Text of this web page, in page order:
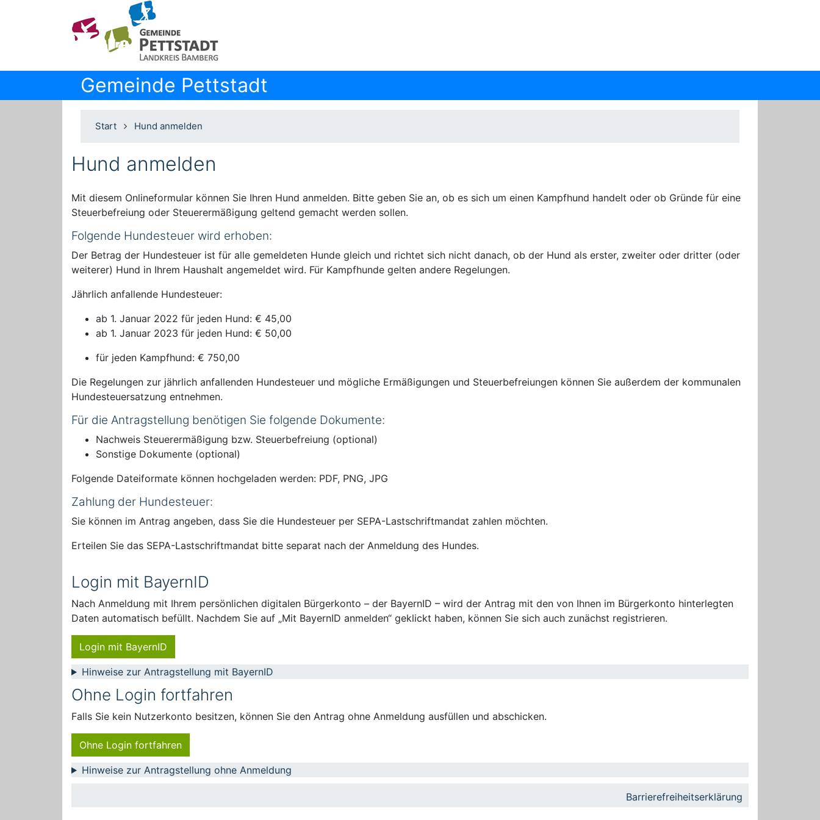
Gemeinde Pettstadt
Start Hund anmelden
Hund anmelden
Mit diesem Onlineformular können Sie Ihren Hund anmelden. Bitte geben Sie an, ob es sich um einen Kampfhund handelt oder ob Gründe für eine
Steuerbefreiung oder Steuerermäßigung geltend gemacht werden sollen.
Folgende Hundesteuer wird erhoben:
Der Betrag der Hundesteuer ist für alle gemeldeten Hunde gleich und richtet sich nicht danach, ob der Hund als erster, zweiter oder dritter (oder
weiterer) Hund in Ihrem Haushalt angemeldet wird. Für Kampfhunde gelten andere Regelungen.
Jährlich anfallende Hundesteuer:
ab 1. Januar 2022 für jeden Hund: € 45,00
ab 1. Januar 2023 für jeden Hund: € 50,00
für jeden Kampfhund: € 750,00
Die Regelungen zur jährlich anfallenden Hundesteuer und mögliche Ermäßigungen und Steuerbefreiungen können Sie außerdem der kommunalen
Hundesteuersatzung entnehmen.
Für die Antragstellung benötigen Sie folgende Dokumente:
Nachweis Steuerermäßigung bzw. Steuerbefreiung (optional)
Sonstige Dokumente (optional)
Folgende Dateiformate können hochgeladen werden: PDF, PNG, JPG
Zahlung der Hundesteuer:
Sie können im Antrag angeben, dass Sie die Hundesteuer per SEPA-Lastschriftmandat zahlen möchten.
Erteilen Sie das SEPA-Lastschriftmandat bitte separat nach der Anmeldung des Hundes.
Login mit BayernID
Nach Anmeldung mit Ihrem persönlichen digitalen Bürgerkonto – der BayernID – wird der Antrag mit den von Ihnen im Bürgerkonto hinterlegten
Daten automatisch befüllt. Nachdem Sie auf „Mit BayernID anmelden“ geklickt haben, können Sie sich auch zunächst registrieren.
Login mit BayernID
Hinweise zur Antragstellung mit BayernID
Ohne Login fortfahren
Falls Sie kein Nutzerkonto besitzen, können Sie den Antrag ohne Anmeldung ausfüllen und abschicken.
Ohne Login fortfahren
Hinweise zur Antragstellung ohne Anmeldung
Barrierefreiheitserklärung